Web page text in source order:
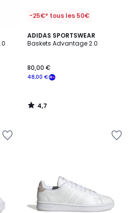
-25€* tous les 50€
ADIDAS SPORTSWEAR
Baskets Advantage 2.0
48,00 €
80,00 €
4,7
/ 5
4,7
/